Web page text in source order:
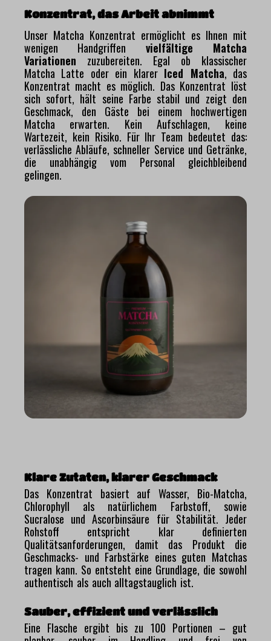
Konzentrat, das Arbeit abnimmt
Unser Matcha Konzentrat ermöglicht es Ihnen mit
wenigen Handgriffen vielfältige Matcha
Variationen zuzubereiten. Egal ob klassischer
Matcha Latte oder ein klarer Iced Matcha, das
Konzentrat macht es möglich. Das Konzentrat löst
sich sofort, hält seine Farbe stabil und zeigt den
Geschmack, den Gäste bei einem hochwertigen
Matcha erwarten. Kein Aufschlagen, keine
Wartezeit, kein Risiko. Für Ihr Team bedeutet das:
verlässliche Abläufe, schneller Service und Getränke,
die unabhängig vom Personal gleichbleibend
gelingen.
Klare Zutaten, klarer Geschmack
Das Konzentrat basiert auf Wasser, Bio-Matcha,
Chlorophyll als natürlichem Farbstoff, sowie
Sucralose und Ascorbinsäure für Stabilität. Jeder
Rohstoff entspricht klar definierten
Qualitätsanforderungen, damit das Produkt die
Geschmacks- und Farbstärke eines guten Matchas
tragen kann. So entsteht eine Grundlage, die sowohl
authentisch als auch alltagstauglich ist.
Sauber, effizient und verlässlich
Eine Flasche ergibt bis zu 100 Portionen – gut